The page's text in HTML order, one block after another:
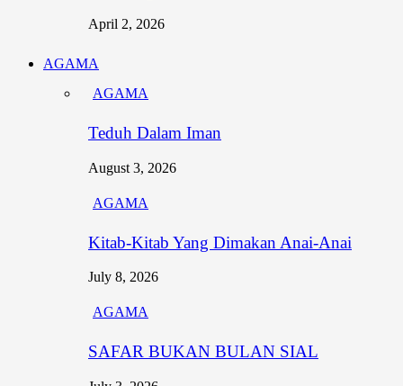
April 2, 2026
AGAMA
AGAMA
Teduh Dalam Iman
August 3, 2026
AGAMA
Kitab-Kitab Yang Dimakan Anai-Anai
July 8, 2026
AGAMA
SAFAR BUKAN BULAN SIAL